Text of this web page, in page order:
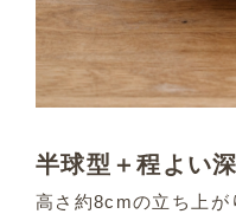
半球型＋程よい
高さ約8cmの立ち上が